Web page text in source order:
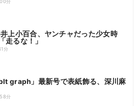
分
上小百合、ヤンチャだった少女時
るな！」
分
graph」最新号で表紙飾る、深川麻
分